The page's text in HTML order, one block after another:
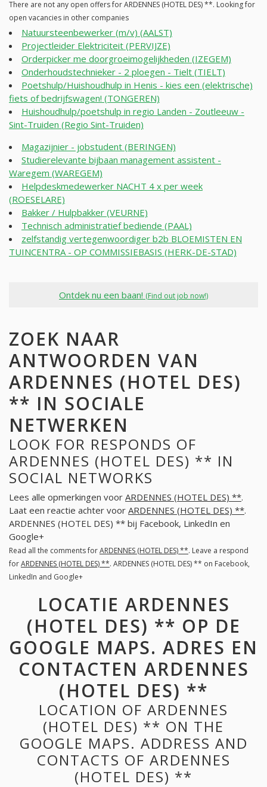
There are not any open offers for ARDENNES (HOTEL DES) **. Looking for
open vacancies in other companies
Natuursteenbewerker (m/v) (AALST)
Projectleider Elektriciteit (PERVIJZE)
Orderpicker me doorgroeimogelijkheden (IZEGEM)
Onderhoudstechnieker - 2 ploegen - Tielt (TIELT)
Poetshulp/Huishoudhulp in Henis - kies een (elektrische)
fiets of bedrijfswagen! (TONGEREN)
Huishoudhulp/poetshulp in regio Landen - Zoutleeuw -
Sint-Truiden (Regio Sint-Truiden)
Magazijnier - jobstudent (BERINGEN)
Studierelevante bijbaan management assistent -
Waregem (WAREGEM)
Helpdeskmedewerker NACHT 4 x per week
(ROESELARE)
Bakker / Hulpbakker (VEURNE)
Technisch administratief bediende (PAAL)
zelfstandig vertegenwoordiger b2b BLOEMISTEN EN
TUINCENTRA - OP COMMISSIEBASIS (HERK-DE-STAD)
Ontdek nu een baan! (Find out job now!)
ZOEK NAAR
ANTWOORDEN VAN
ARDENNES (HOTEL DES)
** IN SOCIALE
NETWERKEN
LOOK FOR RESPONDS OF
ARDENNES (HOTEL DES) ** IN
SOCIAL NETWORKS
Lees alle opmerkingen voor ARDENNES (HOTEL DES) **.
Laat een reactie achter voor ARDENNES (HOTEL DES) **.
ARDENNES (HOTEL DES) ** bij Facebook, LinkedIn en
Google+
Read all the comments forARDENNES (HOTEL DES) **. Leave a respond
forARDENNES (HOTEL DES) **. ARDENNES (HOTEL DES) ** on Facebook,
LinkedIn and Google+
LOCATIE ARDENNES
(HOTEL DES) ** OP DE
GOOGLE MAPS. ADRES EN
CONTACTEN ARDENNES
(HOTEL DES) **
LOCATION OF ARDENNES
(HOTEL DES) ** ON THE
GOOGLE MAPS. ADDRESS AND
CONTACTS OF ARDENNES
(HOTEL DES) **